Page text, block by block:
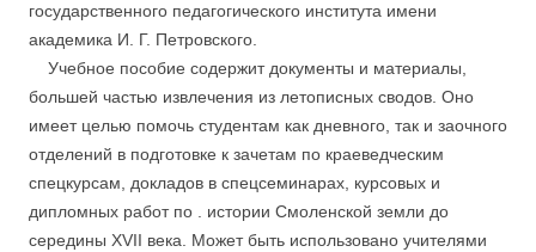
государственного педагогического института имени
академика И. Г. Петровского.
Учебное пособие содержит документы и материалы,
большей частью извлечения из летописных сводов. Оно
имеет целью помочь студентам как дневного, так и заочного
отделений в подготовке к зачетам по краеведче­ским
спецкурсам, докладов в спецсеминарах, курсовых и
дипломных работ по . истории Смоленской земли до
середины XVII века. Может быть ис­пользовано учителями